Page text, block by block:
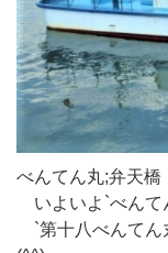
べんてん丸;弁天橋
いよいよ`べんて
`第十八べんてん